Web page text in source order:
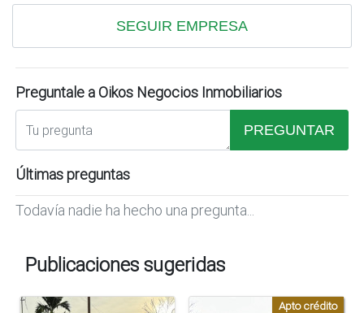
SEGUIR EMPRESA
Preguntale a Oikos Negocios Inmobiliarios
PREGUNTAR
Últimas preguntas
Todavía nadie ha hecho una pregunta...
Publicaciones sugeridas
Apto crédito